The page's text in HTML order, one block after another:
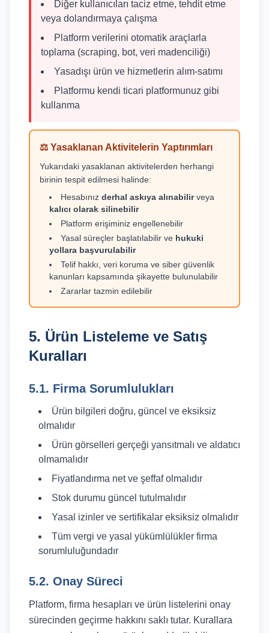
Diğer kullanıcıları taciz etme, tehdit etme
veya dolandırmaya çalışma
Platform verilerini otomatik araçlarla
toplama (scraping, bot, veri madenciliği)
Yasadışı ürün ve hizmetlerin alım-satımı
Platformu kendi ticari platformunuz gibi
kullanma
⚖️ Yasaklanan Aktivitelerin Yaptırımları
Yukarıdaki yasaklanan aktivitelerden herhangi
birinin tespit edilmesi halinde:
Hesabınız derhal askıya alınabilirveya
kalıcı olarak silinebilir
Platform erişiminiz engellenebilir
Yasal süreçler başlatılabilir ve hukuki
yollara başvurulabilir
Telif hakkı, veri koruma ve siber güvenlik
kanunları kapsamında şikayette bulunulabilir
Zararlar tazmin edilebilir
5. Ürün Listeleme ve Satış
Kuralları
5.1. Firma Sorumlulukları
Ürün bilgileri doğru, güncel ve eksiksiz
olmalıdır
Ürün görselleri gerçeği yansıtmalı ve aldatıcı
olmamalıdır
Fiyatlandırma net ve şeffaf olmalıdır
Stok durumu güncel tutulmalıdır
Yasal izinler ve sertifikalar eksiksiz olmalıdır
Tüm vergi ve yasal yükümlülükler firma
sorumluluğundadır
5.2. Onay Süreci
Platform, firma hesapları ve ürün listelerini onay
sürecinden geçirme hakkını saklı tutar. Kurallara